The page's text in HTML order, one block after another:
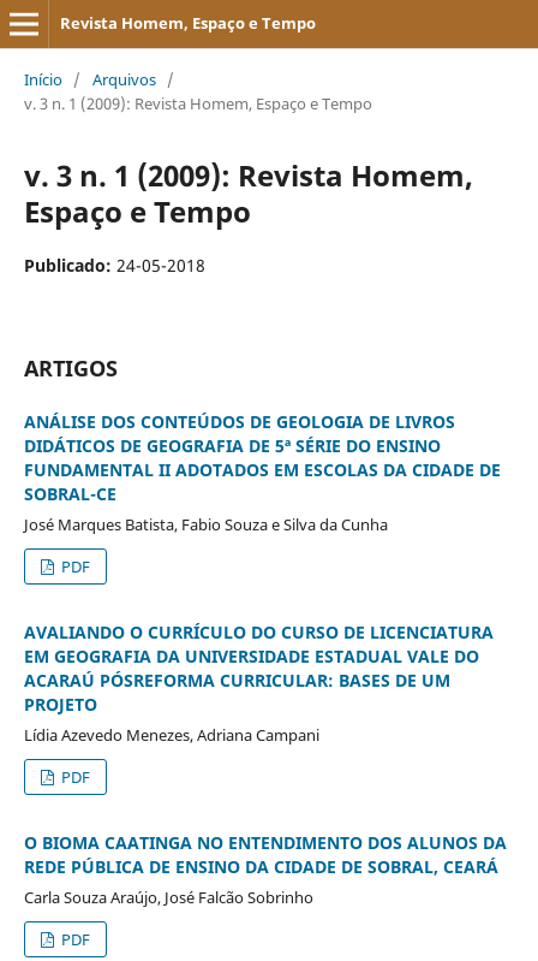
Revista Homem, Espaço e Tempo
Início / Arquivos /
v. 3 n. 1 (2009): Revista Homem, Espaço e Tempo
v. 3 n. 1 (2009): Revista Homem,
Espaço e Tempo
Publicado: 24-05-2018
ARTIGOS
ANÁLISE DOS CONTEÚDOS DE GEOLOGIA DE LIVROS
DIDÁTICOS DE GEOGRAFIA DE 5ª SÉRIE DO ENSINO
FUNDAMENTAL II ADOTADOS EM ESCOLAS DA CIDADE DE
SOBRAL-CE
José Marques Batista, Fabio Souza e Silva da Cunha
PDF
AVALIANDO O CURRÍCULO DO CURSO DE LICENCIATURA
EM GEOGRAFIA DA UNIVERSIDADE ESTADUAL VALE DO
ACARAÚ PÓSREFORMA CURRICULAR: BASES DE UM
PROJETO
Lídia Azevedo Menezes, Adriana Campani
PDF
O BIOMA CAATINGA NO ENTENDIMENTO DOS ALUNOS DA
REDE PÚBLICA DE ENSINO DA CIDADE DE SOBRAL, CEARÁ
Carla Souza Araújo, José Falcão Sobrinho
PDF